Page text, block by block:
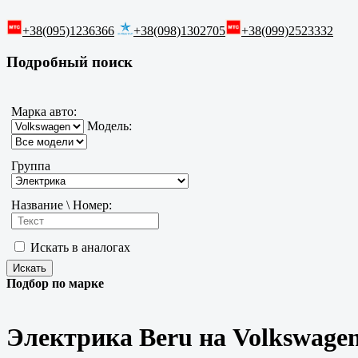
+38(095)1236366 +38(098)1302705 +38(099)2523332
Подробный поиск
Марка авто:
Модель:
Группа
Название \ Номер:
Искать в аналогах
Подбор по марке
Электрика Beru на